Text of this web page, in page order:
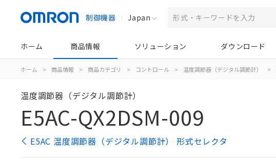
制御機器 Japan
ホーム 商品情報 ソリューション ダウンロード
ホーム > 商品情報 > 商品カテゴリ > コントロール > 温度調節器（デジタル調節計） >
温度調節器（デジタル調節計）
E5AC-QX2DSM-009
E5AC 温度調節器（デジタル調節計） 形式セレクタ